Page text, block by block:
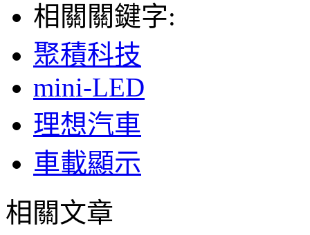
相關關鍵字:
聚積科技
mini-LED
理想汽車
車載顯示
相關文章